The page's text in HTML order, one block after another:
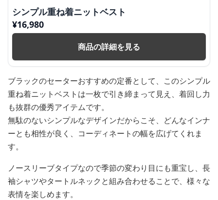
シンプル重ね着ニットベスト
¥16,980
商品の詳細を見る
ブラックのセーターおすすめの定番として、このシンプル
重ね着ニットベストは一枚で引き締まって見え、着回し力
も抜群の優秀アイテムです。
無駄のないシンプルなデザインだからこそ、どんなインナ
ーとも相性が良く、コーディネートの幅を広げてくれま
す。
ノースリーブタイプなので季節の変わり目にも重宝し、長
袖シャツやタートルネックと組み合わせることで、様々な
表情を楽しめます。